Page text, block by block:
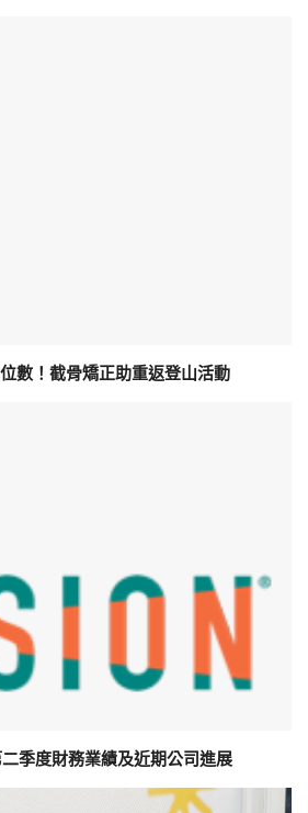
數！截骨矯正助重返登山活動
季度財務業績及近期公司進展